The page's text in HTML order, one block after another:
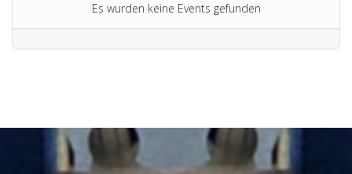
Es wurden keine Events gefunden